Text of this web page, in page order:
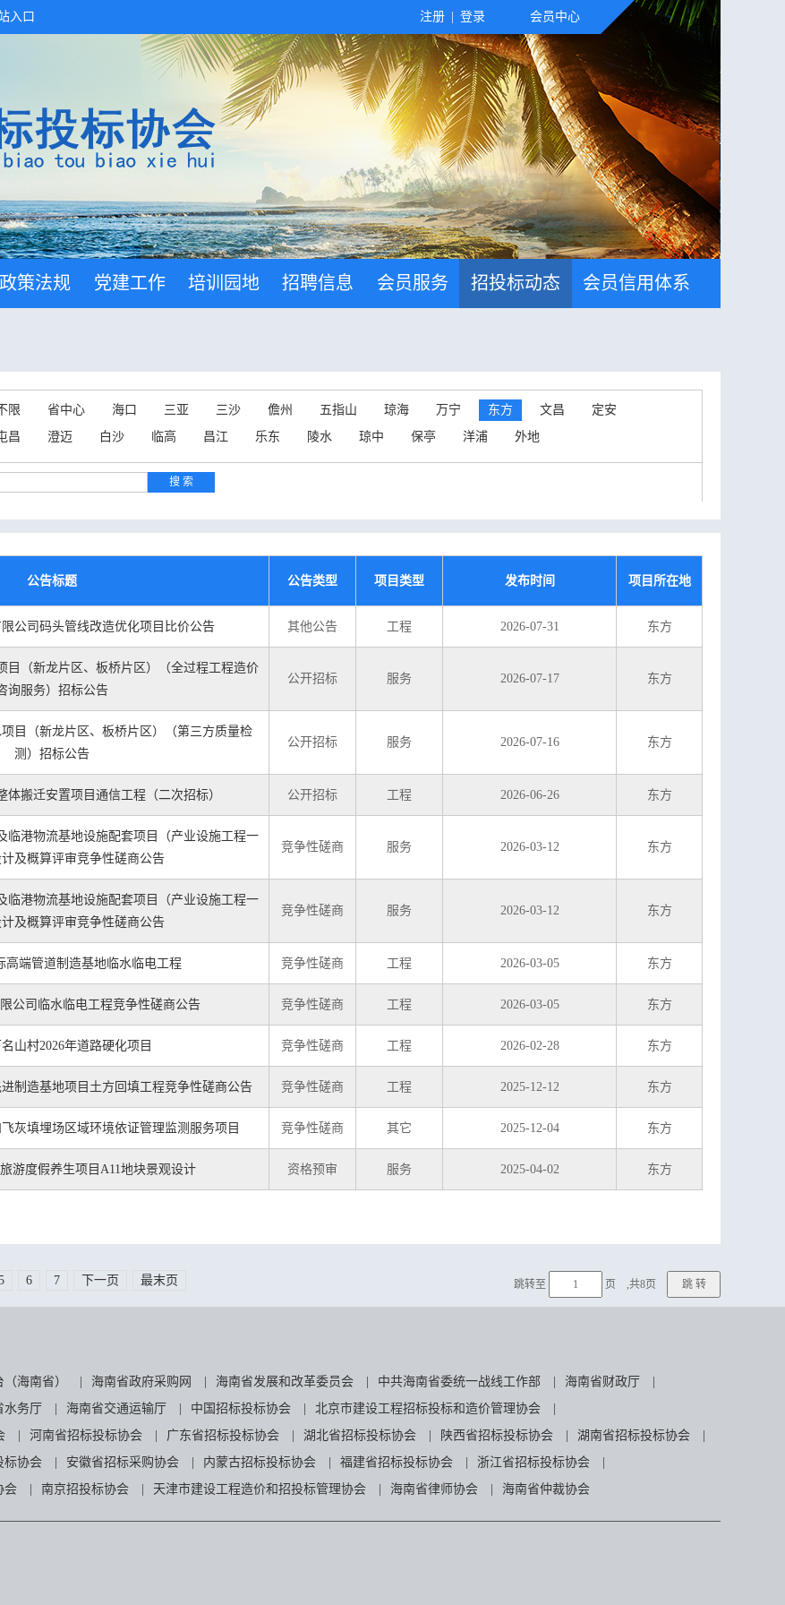
入口 注册 登录 会员中心
政策法规 党建工作 培训园地 招聘信息 会员服务 招投标动态 会员信用体系
限 省中心 海口 三亚 三沙 儋州 五指山 琼海 万宁 东方 文昌
定安
昌
澄迈 白沙 临高 昌江 乐东 陵水 琼中 保亭 洋浦 外地
公告标题 公告类型 项目类型 发布时间 项目所在地
公司码头管线改造优化项目比价公告 其他公告 工程 2026-07-31 东方
目（新龙片区、板桥片区）（全过程工程造价
询服务）招标公告
公开招标 服务 2026-07-17 东方
目（新龙片区、板桥片区）（第三方质量检
测）招标公告
公开招标 服务 2026-07-16 东方
体搬迁安置项目通信工程（二次招标） 公开招标 工程 2026-06-26 东方
临港物流基地设施配套项目（产业设施工程一
及概算评审竞争性磋商公告
竞争性磋商 服务 2026-03-12 东方
临港物流基地设施配套项目（产业设施工程一
及概算评审竞争性磋商公告
竞争性磋商 服务 2026-03-12 东方
高端管道制造基地临水临电工程 竞争性磋商 工程 2026-03-05 东方
公司临水临电工程竞争性磋商公告 竞争性磋商 工程 2026-03-05 东方
山村2026年道路硬化项目 竞争性磋商 工程 2026-02-28 东方
制造基地项目土方回填工程竞争性磋商公告 竞争性磋商 工程 2025-12-12 东方
灰填埋场区域环境依证管理监测服务项目 竞争性磋商 其它 2025-12-04 东方
游度假养生项目A11地块景观设计 资格预审 服务 2025-04-02 东方
6 7 下一页 最末页 跳转至 页 ,共8页
海南省） 海南省政府采购网 海南省发展和改革委员会 中共海南省委统一战线工作部 海南省财政厅
水务厅 海南省交通运输厅 中国招标投标协会 北京市建设工程招标投标和造价管理协会
河南省招标投标协会 广东省招标投标协会 湖北省招标投标协会 陕西省招标投标协会 湖南省招标投标协会
标协会 安徽省招标采购协会 内蒙古招标投标协会 福建省招标投标协会 浙江省招标投标协会
会 南京招投标协会 天津市建设工程造价和招投标管理协会 海南省律师协会 海南省仲裁协会